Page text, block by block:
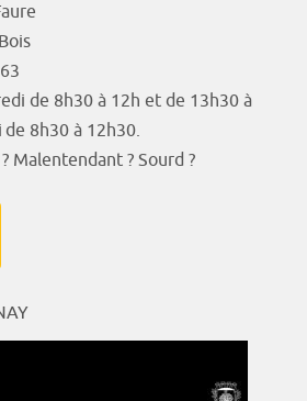
de 8h30 à 12h et de 13h30 à
8h30 à 12h30.
Malentendant ? Sourd ?